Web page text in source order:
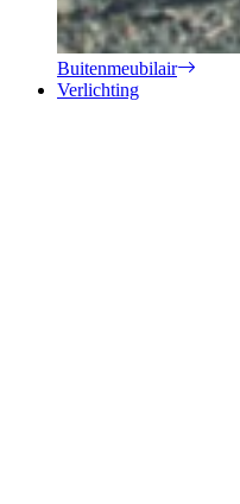
Buitenmeubilair
Verlichting